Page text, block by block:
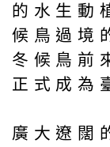
的水生動
候鳥過境
冬候鳥前
正式成為
廣大遼闊